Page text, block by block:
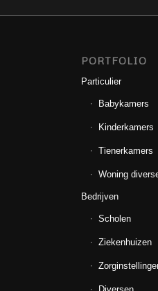
PORTFOLIO
Particulier
Babykamers
Kinderkamers
Tienerkamers
Woning
Bedrijven
Scholen
Ziekenhuizen